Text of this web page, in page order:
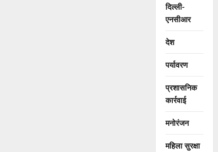
दिल्ली-
एनसीआर
देश
पर्यावरण
प्रशासनिक
कार्रवाई
मनोरंजन
महिला सुरक्षा